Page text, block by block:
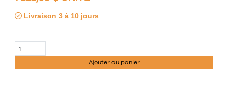
Livraison 3 à 10 jours
Ajouter au panier